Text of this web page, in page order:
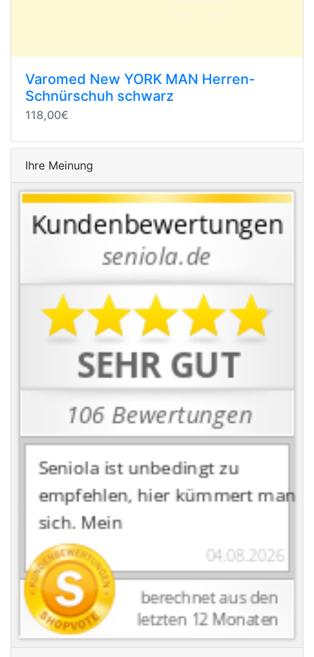
Varomed New YORK MAN Herren-
Schnürschuh schwarz
118,00€
Ihre Meinung